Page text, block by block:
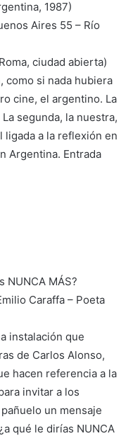
1987)
Aires 55 – Río
ciudad abierta)
como si nada hubiera
cine, el argentino. La
segunda, la nuestra,
ligada a la reflexión en
Argentina. Entrada
NUNCA MÁS?
Caraffa – Poeta
instalación que
de Carlos Alonso,
hacen referencia a la
invitar a los
un mensaje
qué le dirías NUNCA